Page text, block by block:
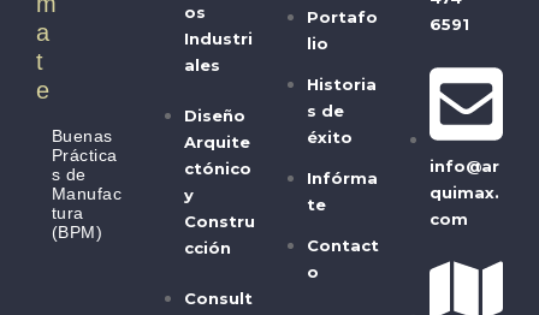
A
T
E
Buenas
Práctica
s de
Manufac
tura
(BPM)
os
Industri
ales
Diseño
Arquite
ctónico
y
Constru
cción
Consult
Portafo
lio
Historia
s de
éxito
Infórma
te
Contact
o
6591
info@ar
quimax.
com